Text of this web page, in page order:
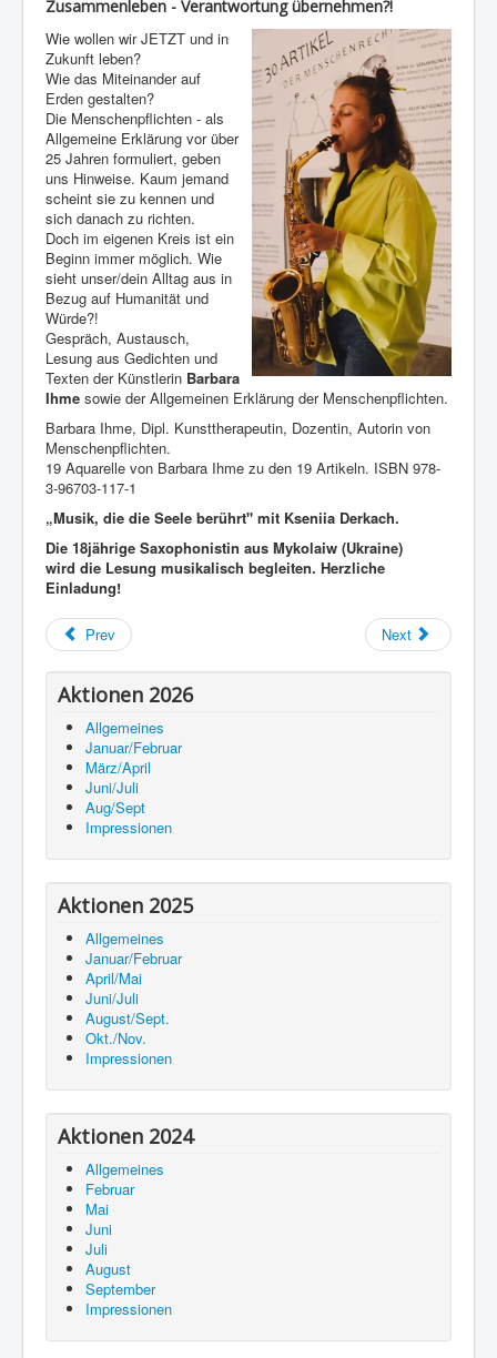
Zusammenleben - Verantwortung übernehmen?!
Wie wollen wir JETZT und in
Zukunft leben?
Wie das Miteinander auf
Erden gestalten?
Die Menschenpflichten - als
Allgemeine Erklärung vor über
25 Jahren formuliert, geben
uns Hinweise. Kaum jemand
scheint sie zu kennen und
sich danach zu richten.
Doch im eigenen Kreis ist ein
Beginn immer möglich. Wie
sieht unser/dein Alltag aus in
Bezug auf Humanität und
Würde?!
Gespräch, Austausch,
Lesung aus Gedichten und
Texten der Künstlerin Barbara
Ihme sowie der Allgemeinen Erklärung der Menschenpflichten.
Barbara Ihme, Dipl. Kunsttherapeutin, Dozentin, Autorin von
Menschenpflichten.
19 Aquarelle von Barbara Ihme zu den 19 Artikeln. ISBN 978-
3-96703-117-1
„Musik, die die Seele berührt" mit Kseniia Derkach.
Die 18jährige Saxophonistin aus Mykolaiw (Ukraine)
wird die Lesung musikalisch begleiten. Herzliche
Einladung!
Prev Next
Aktionen 2026
Allgemeines
Januar/Februar
März/April
Juni/Juli
Aug/Sept
Impressionen
Aktionen 2025
Allgemeines
Januar/Februar
April/Mai
Juni/Juli
August/Sept.
Okt./Nov.
Impressionen
Aktionen 2024
Allgemeines
Februar
Mai
Juni
Juli
August
September
Impressionen